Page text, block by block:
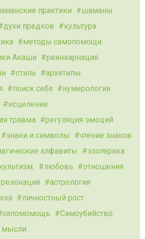
практики
шаманы
духи предков
культура
методы самопомощи.
Акаши
реинкарнация
стиль
архетипы
поиск себя
нумерология
исцеление
травма
регуляция эмоций
знаки и символы
чтение знаков
алфавиты
эзотерика
любовь
отношения
релокация
астрология
личностный рост
сапомомощь
Самоубийство
мысли